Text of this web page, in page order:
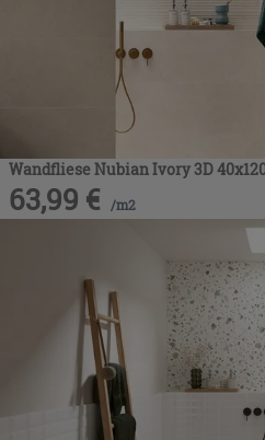
Wandfliese Nubian Ivory 3D
63,99 € /m2